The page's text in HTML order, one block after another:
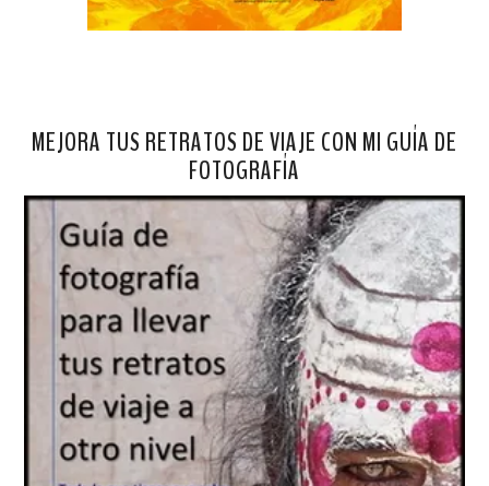
MEJORA TUS RETRATOS DE VIAJE CON MI GUÍA DE
FOTOGRAFÍA